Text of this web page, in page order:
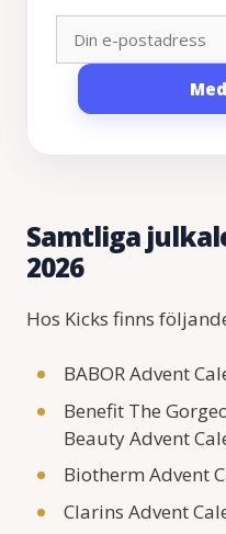
Samtliga
2026
Hos Kicks finns
BABOR Advent
Benefit The
Beauty Advent
Biotherm Advent
Clarins Advent